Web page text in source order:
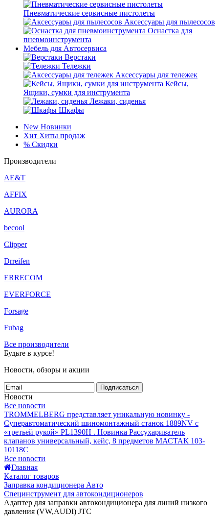
Пневматические сервисные пистолеты
Аксессуары для пылесосов
Оснастка для
пневмоинструмента
Мебель для Автосервиса
Верстаки
Тележки
Аксессуары для тележек
Кейсы,
Ящики, сумки для инструмента
Лежаки, сиденья
Шкафы
New Новинки
Хит Хиты продаж
% Скидки
Производители
AE&T
AFFIX
AURORA
becool
Clipper
Drreifen
ERRECOM
EVERFORCE
Forsage
Fubag
Все производители
Будьте в курсе!
Новости, обзоры и акции
Подписаться
Новости
Все новости
TROMMELBERG представляет уникальную новинку -
Суперавтоматический шиномонтажный станок 1889NV с
«третьей рукой» PL1390H . Новинка Рассухариватель
клапанов универсальный, кейс, 8 предметов МАСТАК 103-
10118C
Все новости
Главная
Каталог товаров
Заправка кондиционера Авто
Специнструмент для автокондиционеров
Адаптер для заправки автокондиционера для линий низкого
давления (VW,AUDI) JTC